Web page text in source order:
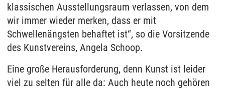
klassischen Ausstellungsraum verlassen, von dem
wir immer wieder merken, dass er mit
Schwellenängsten behaftet ist“, so die Vorsitzende
des Kunstvereins, Angela Schoop.
Eine große Herausforderung, denn Kunst ist leider
viel zu selten für alle da: Auch heute noch gehören